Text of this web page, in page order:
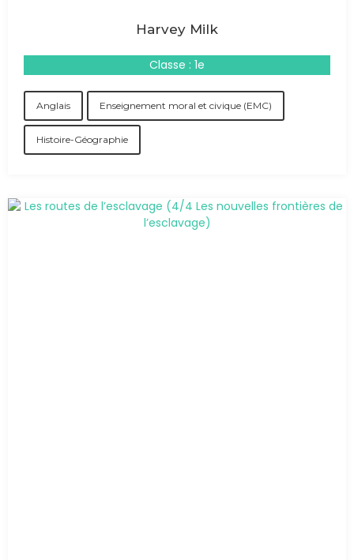
Harvey Milk
Classe : 1e
Anglais Enseignement moral et civique (EMC)
Histoire-Géographie